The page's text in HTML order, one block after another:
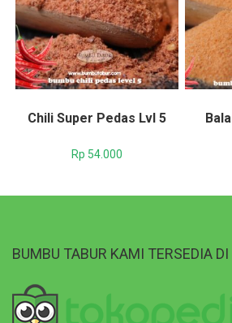
Chili Super Pedas Lvl 5
Rp 54.000
BUMBU TABUR KAMI TERSEDIA DI